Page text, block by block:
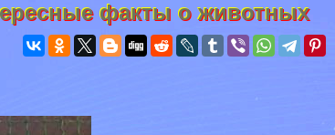
факты о животных